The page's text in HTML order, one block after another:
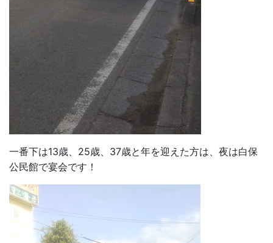
一番下は13歳、25歳、37歳と年を迎えた方は、夜は白保
公民館で宴会です！